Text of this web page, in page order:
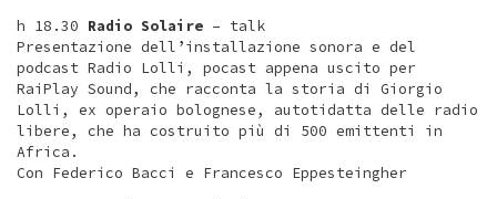
h 18.30 Radio Solaire – talk
Presentazione dell’installazione sonora e del
podcast Radio Lolli, pocast appena uscito per
RaiPlay Sound, che racconta la storia di Giorgio
Lolli, ex operaio bolognese, autotidatta delle radio
libere, che ha costruito più di 500 emittenti in
Africa.
Con Federico Bacci e Francesco Eppesteingher